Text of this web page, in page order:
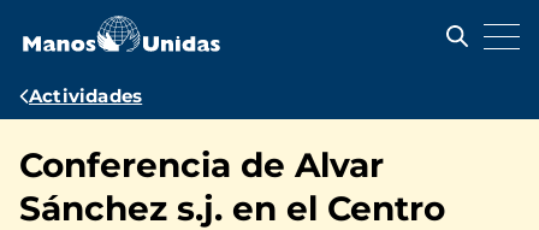
contenido
Ruta
navegación
Actividades
Conferencia de Alvar
Sánchez s.j. en el Centro